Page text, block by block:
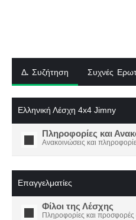
Δ. Συζήτηση Συχνές
Ελληνική Λέσχη 4x4 Jimny
Πληροφορίες και
Ανακοινώσεις και
Επαγγελματίες
Φίλοι της Λέσχης
Πληροφορίες και προσφορές